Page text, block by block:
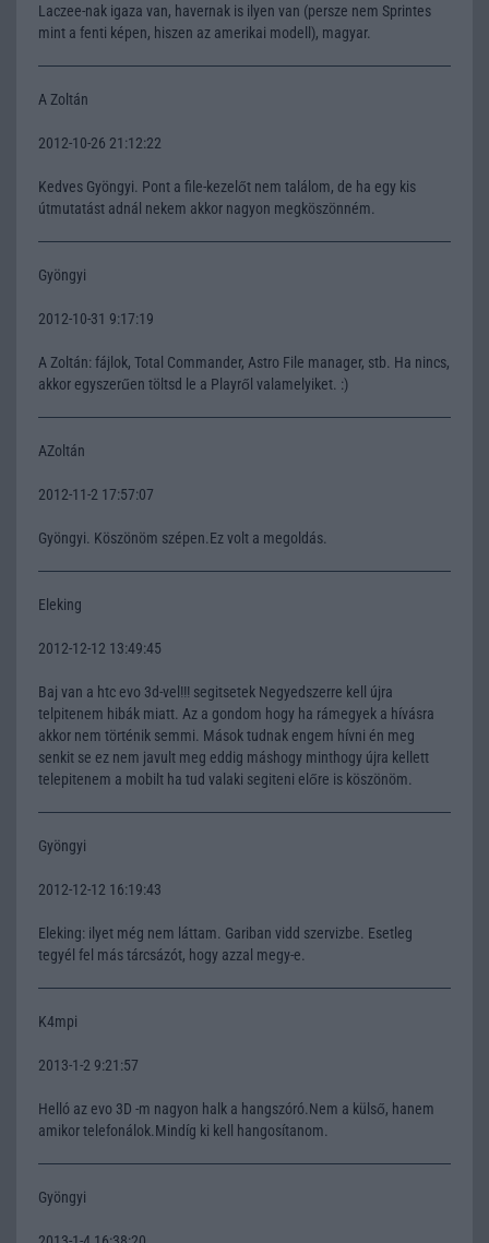
Laczee-nak igaza van, havernak is ilyen van (persze nem Sprintes
mint a fenti képen, hiszen az amerikai modell), magyar.
A Zoltán
2012-10-26 21:12:22
Kedves Gyöngyi. Pont a file-kezelőt nem találom, de ha egy kis
útmutatást adnál nekem akkor nagyon megköszönném.
Gyöngyi
2012-10-31 9:17:19
A Zoltán: fájlok, Total Commander, Astro File manager, stb. Ha nincs,
akkor egyszerűen töltsd le a Playről valamelyiket. :)
AZoltán
2012-11-2 17:57:07
Gyöngyi. Köszönöm szépen.Ez volt a megoldás.
Eleking
2012-12-12 13:49:45
Baj van a htc evo 3d-vel!!! segitsetek Negyedszerre kell újra
telpitenem hibák miatt. Az a gondom hogy ha rámegyek a hívásra
akkor nem történik semmi. Mások tudnak engem hívni én meg
senkit se ez nem javult meg eddig máshogy minthogy újra kellett
telepitenem a mobilt ha tud valaki segiteni előre is köszönöm.
Gyöngyi
2012-12-12 16:19:43
Eleking: ilyet még nem láttam. Gariban vidd szervizbe. Esetleg
tegyél fel más tárcsázót, hogy azzal megy-e.
K4mpi
2013-1-2 9:21:57
Helló az evo 3D -m nagyon halk a hangszóró.Nem a külső, hanem
amikor telefonálok.Mindíg ki kell hangosítanom.
Gyöngyi